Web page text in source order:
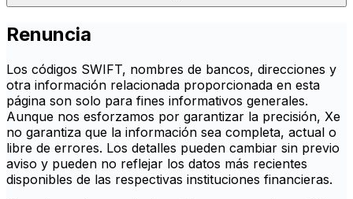
Renuncia
Los códigos SWIFT, nombres de bancos, direcciones y
otra información relacionada proporcionada en esta
página son solo para fines informativos generales.
Aunque nos esforzamos por garantizar la precisión, Xe
no garantiza que la información sea completa, actual o
libre de errores. Los detalles pueden cambiar sin previo
aviso y pueden no reflejar los datos más recientes
disponibles de las respectivas instituciones financieras.